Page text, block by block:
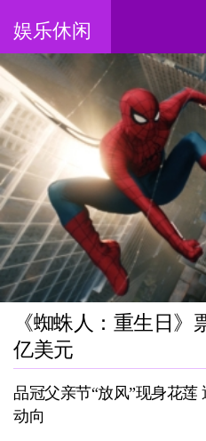
娱乐休闲
《蜘蛛人：重生日》
亿美元
品冠父亲节“放风”现身花莲
动向